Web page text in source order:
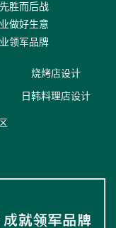
胜而后战
做好生意
领军品牌
烧烤店设计
日韩料理店设计